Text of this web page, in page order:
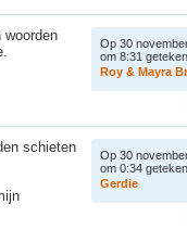
Op 30
om 8:31
Roy & Mayra Br
schieten
Op 30
om 0:34
Gerdie